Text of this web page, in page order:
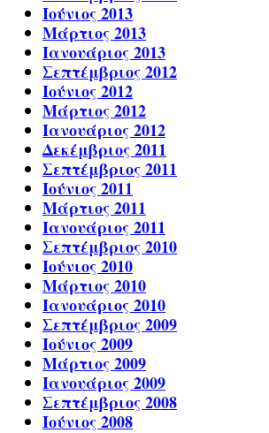
Ιούνιος 2013
Μάρτιος 2013
Ιανουάριος 2013
Σεπτέμβριος 2012
Ιούνιος 2012
Μάρτιος 2012
Ιανουάριος 2012
Δεκέμβριος 2011
Σεπτέμβριος 2011
Ιούνιος 2011
Μάρτιος 2011
Ιανουάριος 2011
Σεπτέμβριος 2010
Ιούνιος 2010
Μάρτιος 2010
Ιανουάριος 2010
Σεπτέμβριος 2009
Ιούνιος 2009
Μάρτιος 2009
Ιανουάριος 2009
Σεπτέμβριος 2008
Ιούνιος 2008